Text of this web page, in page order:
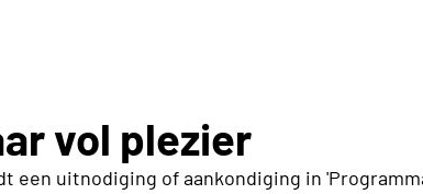
vol plezier
een uitnodiging of aankondiging in